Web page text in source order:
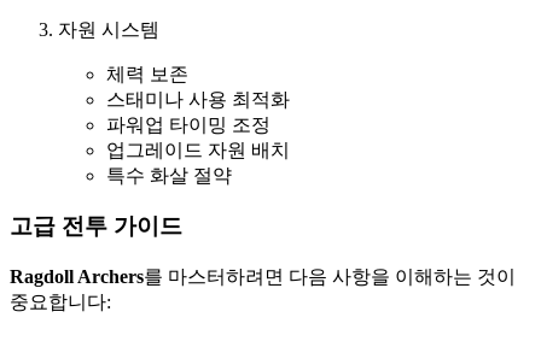
자원 시스템
체력 보존
스태미나 사용 최적화
파워업 타이밍 조정
업그레이드 자원 배치
특수 화살 절약
고급 전투 가이드
Ragdoll Archers를 마스터하려면 다음 사항을 이해하는 것이
중요합니다: